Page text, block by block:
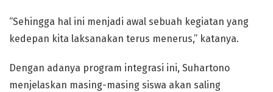
“Sehingga hal ini menjadi awal sebuah kegiatan yang
kedepan kita laksanakan terus menerus,” katanya.
Dengan adanya program integrasi ini, Suhartono
menjelaskan masing-masing siswa akan saling